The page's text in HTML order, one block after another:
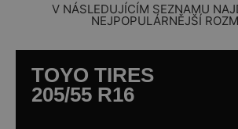
V NÁSLEDUJÍCÍM SEZNAMU
NEJPOPULÁRNĚJŠÍ
TOYO TIRES
205/55 R16